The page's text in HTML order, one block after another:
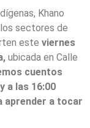
Khano
sectores de
este viernes
ubicada en Calle
cuentos
a las 16:00
aprender a tocar